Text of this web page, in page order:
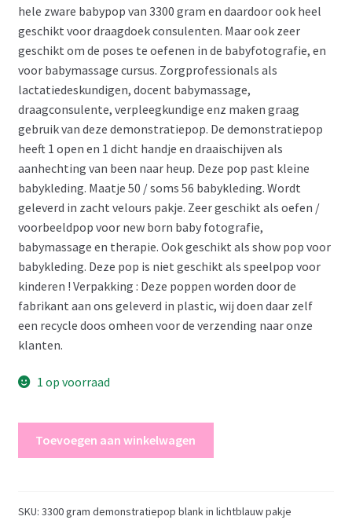
hele zware babypop van 3300 gram en daardoor ook heel
geschikt voor draagdoek consulenten. Maar ook zeer
geschikt om de poses te oefenen in de babyfotografie, en
voor babymassage cursus. Zorgprofessionals als
lactatiedeskundigen, docent babymassage,
draagconsulente, verpleegkundige enz maken graag
gebruik van deze demonstratiepop. De demonstratiepop
heeft 1 open en 1 dicht handje en draaischijven als
aanhechting van been naar heup. Deze pop past kleine
babykleding. Maatje 50 / soms 56 babykleding. Wordt
geleverd in zacht velours pakje. Zeer geschikt als oefen /
voorbeeldpop voor new born baby fotografie,
babymassage en therapie. Ook geschikt als show pop voor
babykleding. Deze pop is niet geschikt als speelpop voor
kinderen ! Verpakking : Deze poppen worden door de
fabrikant aan ons geleverd in plastic, wij doen daar zelf
een recycle doos omheen voor de verzending naar onze
klanten.
1 op voorraad
Demonstratiepop
babyfotografie
Toevoegen aan winkelwagen
SKU: 3300 gram demonstratiepop blank in lichtblauw pakje